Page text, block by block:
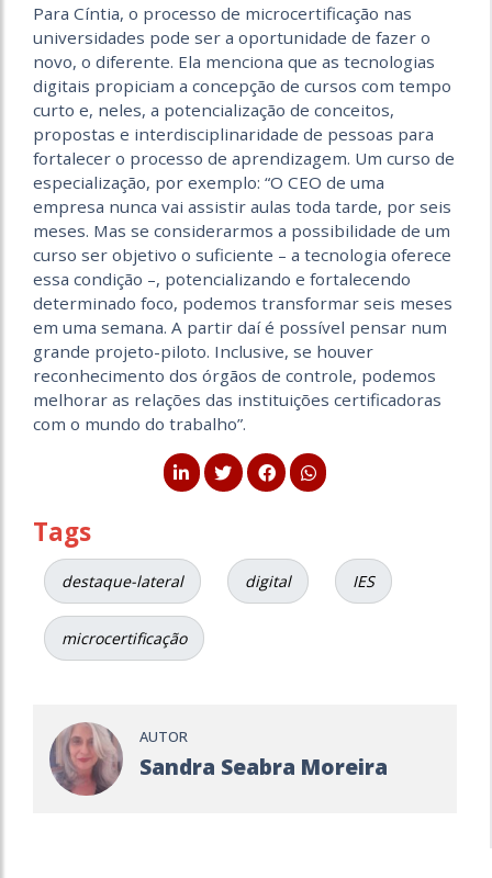
Para Cíntia, o processo de microcertificação nas
universidades pode ser a oportunidade de fazer o
novo, o diferente. Ela menciona que as tecnologias
digitais propiciam a concepção de cursos com tempo
curto e, neles, a potencialização de conceitos,
propostas e interdisciplinaridade de pessoas para
fortalecer o processo de aprendizagem. Um curso de
especialização, por exemplo: “O CEO de uma
empresa nunca vai assistir aulas toda tarde, por seis
meses. Mas se considerarmos a possibilidade de um
curso ser objetivo o suficiente – a tecnologia oferece
essa condição –, potencializando e fortalecendo
determinado foco, podemos transformar seis meses
em uma semana. A partir daí é possível pensar num
grande projeto-piloto. Inclusive, se houver
reconhecimento dos órgãos de controle, podemos
melhorar as relações das instituições certificadoras
com o mundo do trabalho”.
Tags
destaque-lateral digital IES
microcertificação
AUTOR
Sandra Seabra Moreira